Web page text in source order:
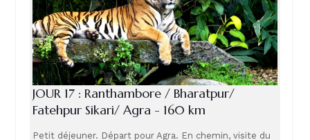
JOUR 17 : Ranthambore / Bharatpur/
Fatehpur Sikari/ Agra - 160 km
Petit déjeuner. Départ pour Agra. En chemin, visite du